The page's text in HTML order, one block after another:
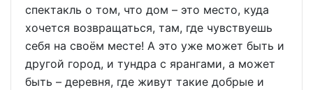
спектакль о том, что дом – это место, куда
хочется возвращаться, там, где чувствуешь
себя на своём месте! А это уже может быть и
другой город, и тундра с ярангами, а может
быть – деревня, где живут такие добрые и